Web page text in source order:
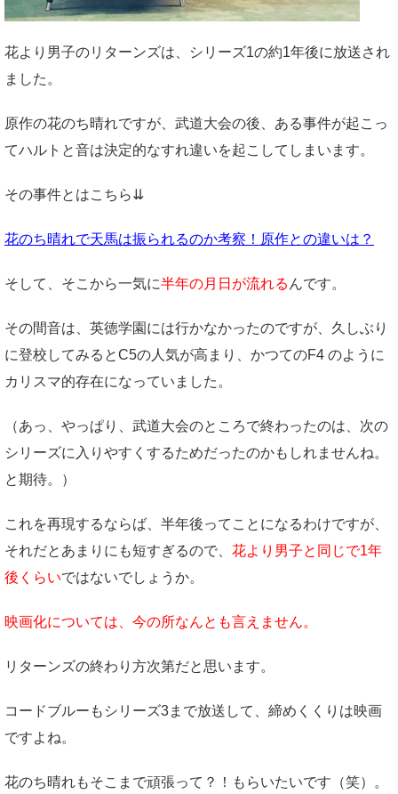
花より男子のリターンズは、シリーズ1の約1年後に放送され
ました。
原作の花のち晴れですが、武道大会の後、ある事件が起こっ
てハルトと音は決定的なすれ違いを起こしてしまいます。
その事件とはこちら⇊
花のち晴れで天馬は振られるのか考察！原作との違いは？
そして、そこから一気に半年の月日が流れる んです。
その間音は、英徳学園には行かなかったのですが、久しぶり
に登校してみるとC5の人気が高まり、かつてのF4 のように
カリスマ的存在になっていました。
（あっ、やっぱり、武道大会のところで終わったのは、次の
シリーズに入りやすくするためだったのかもしれませんね。
と期待。）
これを再現するならば、半年後ってことになるわけですが、
それだとあまりにも短すぎるので、 花より男子と同じで1年
後くらいではないでしょうか。
映画化については、今の所なんとも言えません。
リターンズの終わり方次第だと思います。
コードブルーもシリーズ3まで放送して、締めくくりは映画
ですよね。
花のち晴れもそこまで頑張って？！もらいたいです（笑）。